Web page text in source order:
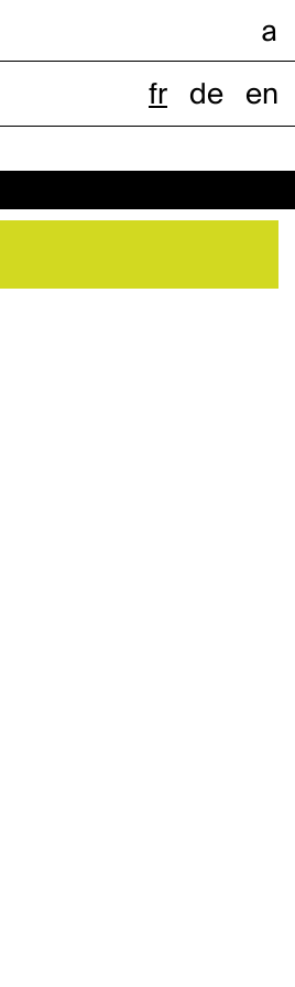
a
fr de en